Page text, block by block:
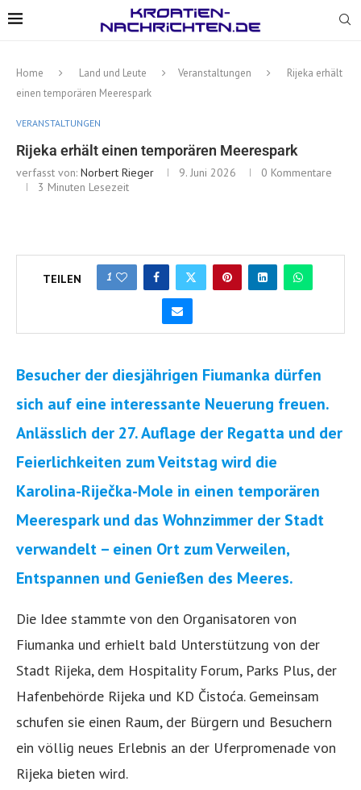
Home Land und Leute Veranstaltungen
Rijeka erhält
einen temporären Meerespark
VERANSTALTUNGEN
Rijeka erhält einen temporären Meerespark
verfasst von: Norbert Rieger 9. Juni 2026
0 Kommentare
3 Minuten Lesezeit
TEILEN 1
Besucher der diesjährigen Fiumanka dürfen
sich auf eine interessante Neuerung freuen.
Anlässlich der 27. Auflage der Regatta und der
Feierlichkeiten zum Veitstag wird die
Karolina-Riječka-Mole in einen temporären
Meerespark und das Wohnzimmer der Stadt
verwandelt – einen Ort zum Verweilen,
Entspannen und Genießen des Meeres.
Die Idee stammte von den Organisatoren von
Fiumanka und erhielt bald Unterstützung von der
Stadt Rijeka, dem Hospitality Forum, Parks Plus, der
Hafenbehörde Rijeka und KD Čistoća. Gemeinsam
schufen sie einen Raum, der Bürgern und Besuchern
ein völlig neues Erlebnis an der Uferpromenade von
Rijeka bieten wird.